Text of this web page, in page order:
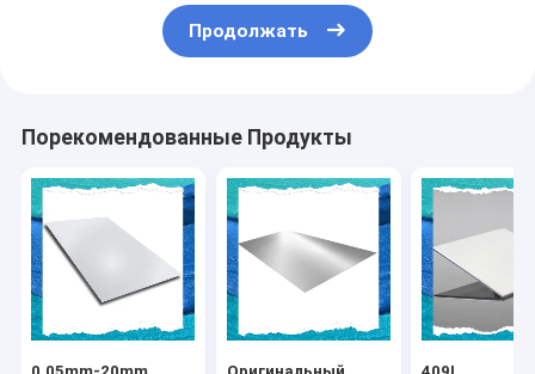
Продолжать
Порекомендованные Продукты